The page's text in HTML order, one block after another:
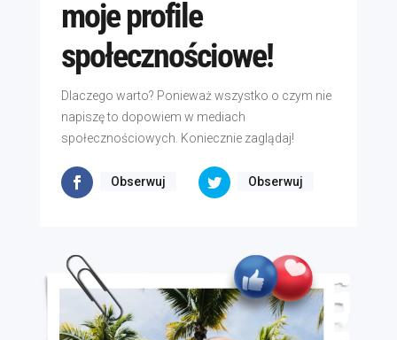
moje profile
społecznościowe!
Dlaczego warto? Ponieważ wszystko o czym nie
napiszę to dopowiem w mediach
społecznościowych. Koniecznie zaglądaj!
Obserwuj Obserwuj